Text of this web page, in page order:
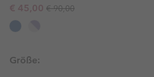
Sale price:
€ 45,00 Regular price:
€ 90,00
Größe: